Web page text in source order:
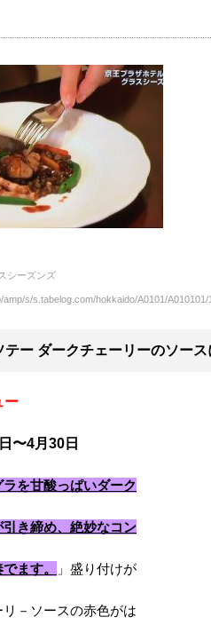
シーズンズ
amp/s/s.tabelog.com/hokkaido/A0101/
テー ダークチェーリーのソース
ー
〜4月30日
を甘酸っぱいダーク
き締め、絶妙なコン
ます。 」盛り付けが
－ソースの赤色がは